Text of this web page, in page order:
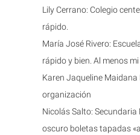
Lily Cerrano: Colegio
rápido.
María José Rivero:
rápido y bien. Al menos
Karen Jaqueline Maidana
organización
Nicolás Salto: Secundaria
oscuro boletas tapadas